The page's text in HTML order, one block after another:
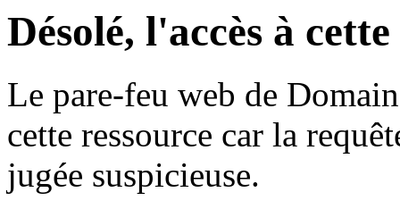
Désolé, l'accès à
Le pare-feu web de
cette ressource car la
jugée suspicieuse.